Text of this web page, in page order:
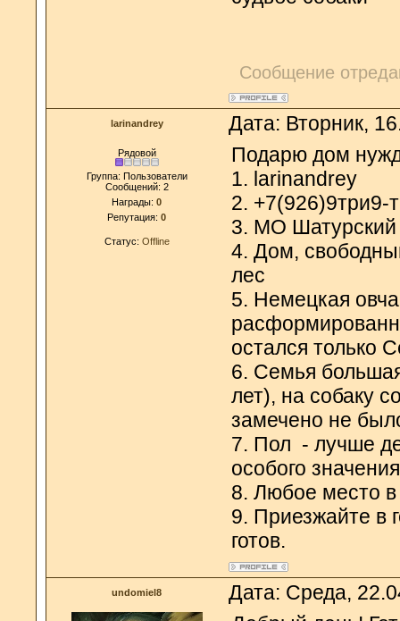
Сообщение
larinandrey Дата: Вторник,
Рядовой
Группа: Пользователи
Сообщений: 2
Награды: 0
Репутация: 0
Статус: Offline
Подарю дом
1. larinandrey
2. +7(926)9три9-
3. МО Шатурский
4. Дом,
лес
5. Немецкая
остался только
6. Семья
лет), на собаку
замечено не
7. Пол - лучше
особого
8. Любое место
9. Приезжайте в
готов.
undomiel8 Дата: Среда,